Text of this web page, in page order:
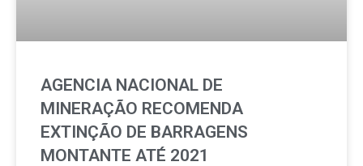
AGENCIA NACIONAL DE
MINERAÇÃO RECOMENDA
EXTINÇÃO DE BARRAGENS
MONTANTE ATÉ 2021